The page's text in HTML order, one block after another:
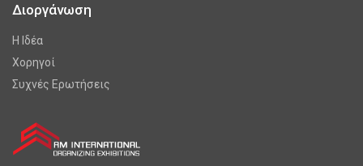
Διοργάνωση
Η Ιδέα
Χορηγοί
Συχνές Ερωτήσεις